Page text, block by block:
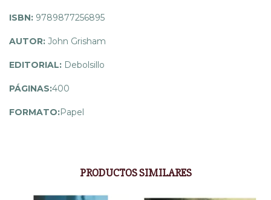
ISBN: 9789877256895
AUTOR: John Grisham
EDITORIAL: Debolsillo
PÁGINAS:400
FORMATO:Papel
PRODUCTOS SIMILARES